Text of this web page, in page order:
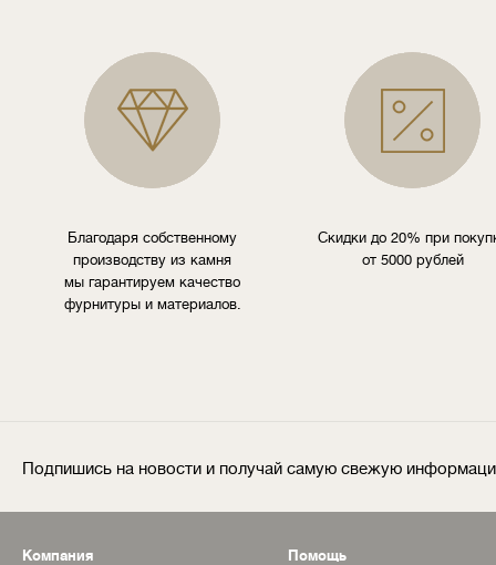
Благодаря собственному
производству из камня
мы гарантируем качество
фурнитуры и материалов.
Скидки до 20% при
от 5000 рублей
Подпишись на новости и получай самую свежую
Компания Помощь